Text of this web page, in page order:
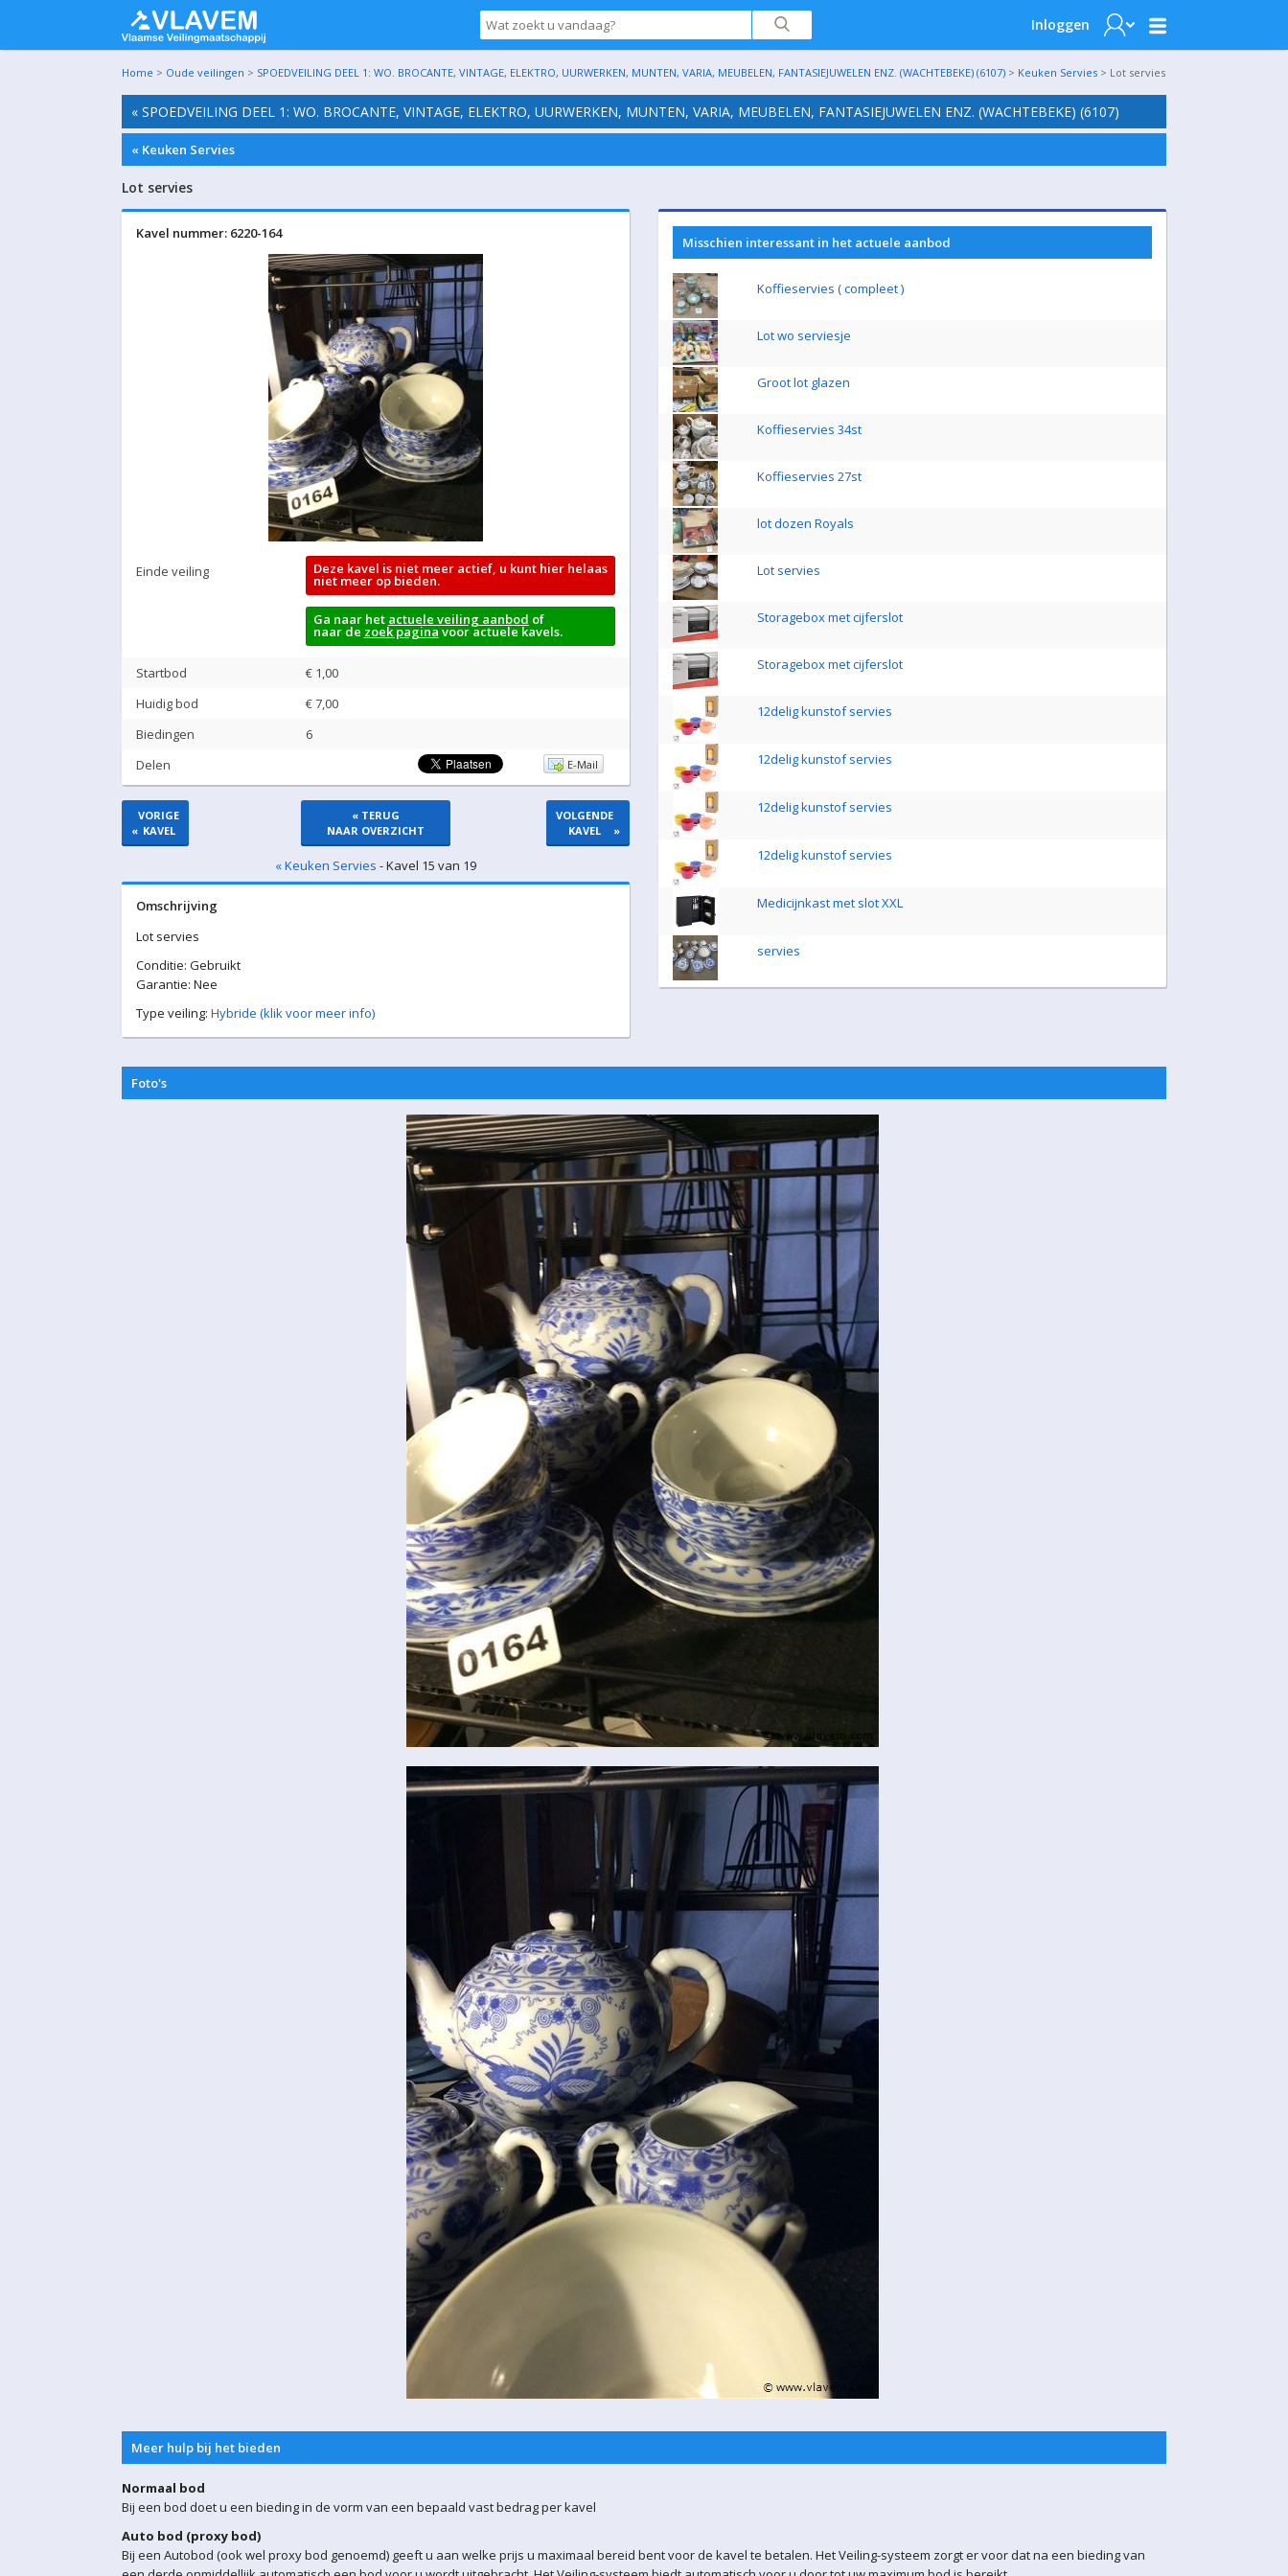
Inloggen
Home > Oude veilingen > SPOEDVEILING DEEL 1: WO. BROCANTE, VINTAGE, ELEKTRO, UURWERKEN, MUNTEN, VARIA, MEUBELEN, FANTASIEJUWELEN ENZ. (WACHTEBEKE) (6107) > Keuken Servies > Lot servies
« SPOEDVEILING DEEL 1: WO. BROCANTE, VINTAGE, ELEKTRO, UURWERKEN, MUNTEN, VARIA, MEUBELEN, FANTASIEJUWELEN ENZ. (WACHTEBEKE) (6107)
« Keuken Servies
Lot servies
Kavel nummer: 6220-164
Einde veiling Deze kavel is niet meer actief, u kunt hier helaas
niet meer op bieden.
Ga naar het actuele veiling aanbod of
naar de zoek paginavoor actuele kavels.
Startbod
€ 1,00
Huidig bod
€7,00
Biedingen
6
Delen
E-Mail
«
VORIGE
KAVEL
« TERUG
NAAR OVERZICHT
VOLGENDE
KAVEL
»
« Keuken Servies - Kavel 15 van 19
Omschrijving
Lot servies
Conditie: Gebruikt
Garantie: Nee
Type veiling: Hybride (klik voor meer info)
Misschien interessant in het actuele aanbod
Koffieservies ( compleet )
Lot wo serviesje
Groot lot glazen
Koffieservies 34st
Koffieservies 27st
lot dozen Royals
Lot servies
Storagebox met cijferslot
Storagebox met cijferslot
12delig kunstof servies
12delig kunstof servies
12delig kunstof servies
12delig kunstof servies
Medicijnkast met slot XXL
servies
Foto's
Meer hulp bij het bieden
Normaal bod
Bij een bod doet u een bieding in de vorm van een bepaald vast bedrag per kavel
Auto bod (proxy bod)
Bij een Autobod (ook wel proxy bod genoemd) geeft u aan welke prijs u maximaal bereid bent voor de kavel te betalen. Het Veiling-systeem zorgt er voor dat na een bieding van